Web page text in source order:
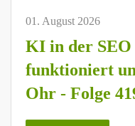
01. August 2026
KI in der SEO
funktioniert
Ohr - Folge